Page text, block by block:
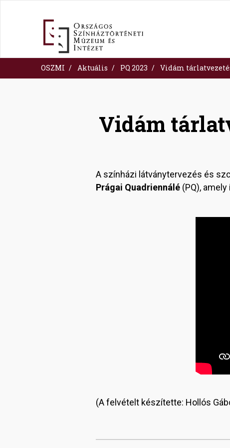
OSZMI Aktuális PQ 2023 Vidám
Vidám
A színházi látványtervezés és
Prágai Quadriennálé (PQ),
(A felvételt készítette: Hollós